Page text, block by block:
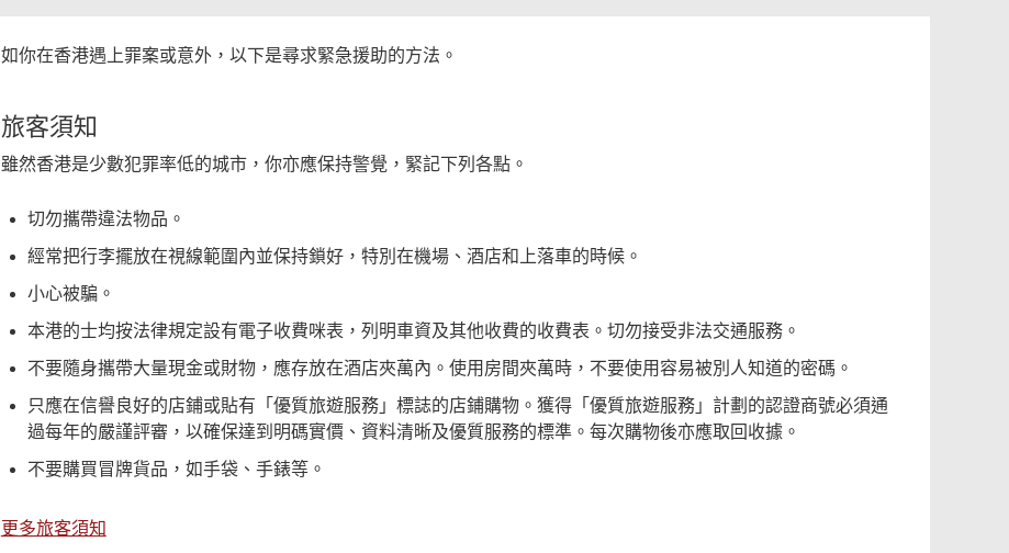
如你在香港遇上罪案或意外，以下是尋求緊急援助的方法。
旅客須知
雖然香港是少數犯罪率低的城市，你亦應保持警覺，緊記下列各點。
切勿攜帶違法物品。
經常把行李擺放在視線範圍內並保持鎖好，特別在機場、酒店和上落車的時候。
小心被騙。
本港的士均按法律規定設有電子收費咪表，列明車資及其他收費的收費表。切勿接受非法交通服務。
不要隨身攜帶大量現金或財物，應存放在酒店夾萬內。使用房間夾萬時，不要使用容易被別人知道的密碼。
只應在信譽良好的店鋪或貼有「優質旅遊服務」標誌的店鋪購物。獲得「優質旅遊服務」計劃的認證商號必須通
過每年的嚴謹評審，以確保達到明碼實價、資料清晰及優質服務的標準。每次購物後亦應取回收據。
不要購買冒牌貨品，如手袋、手錶等。
更多旅客須知